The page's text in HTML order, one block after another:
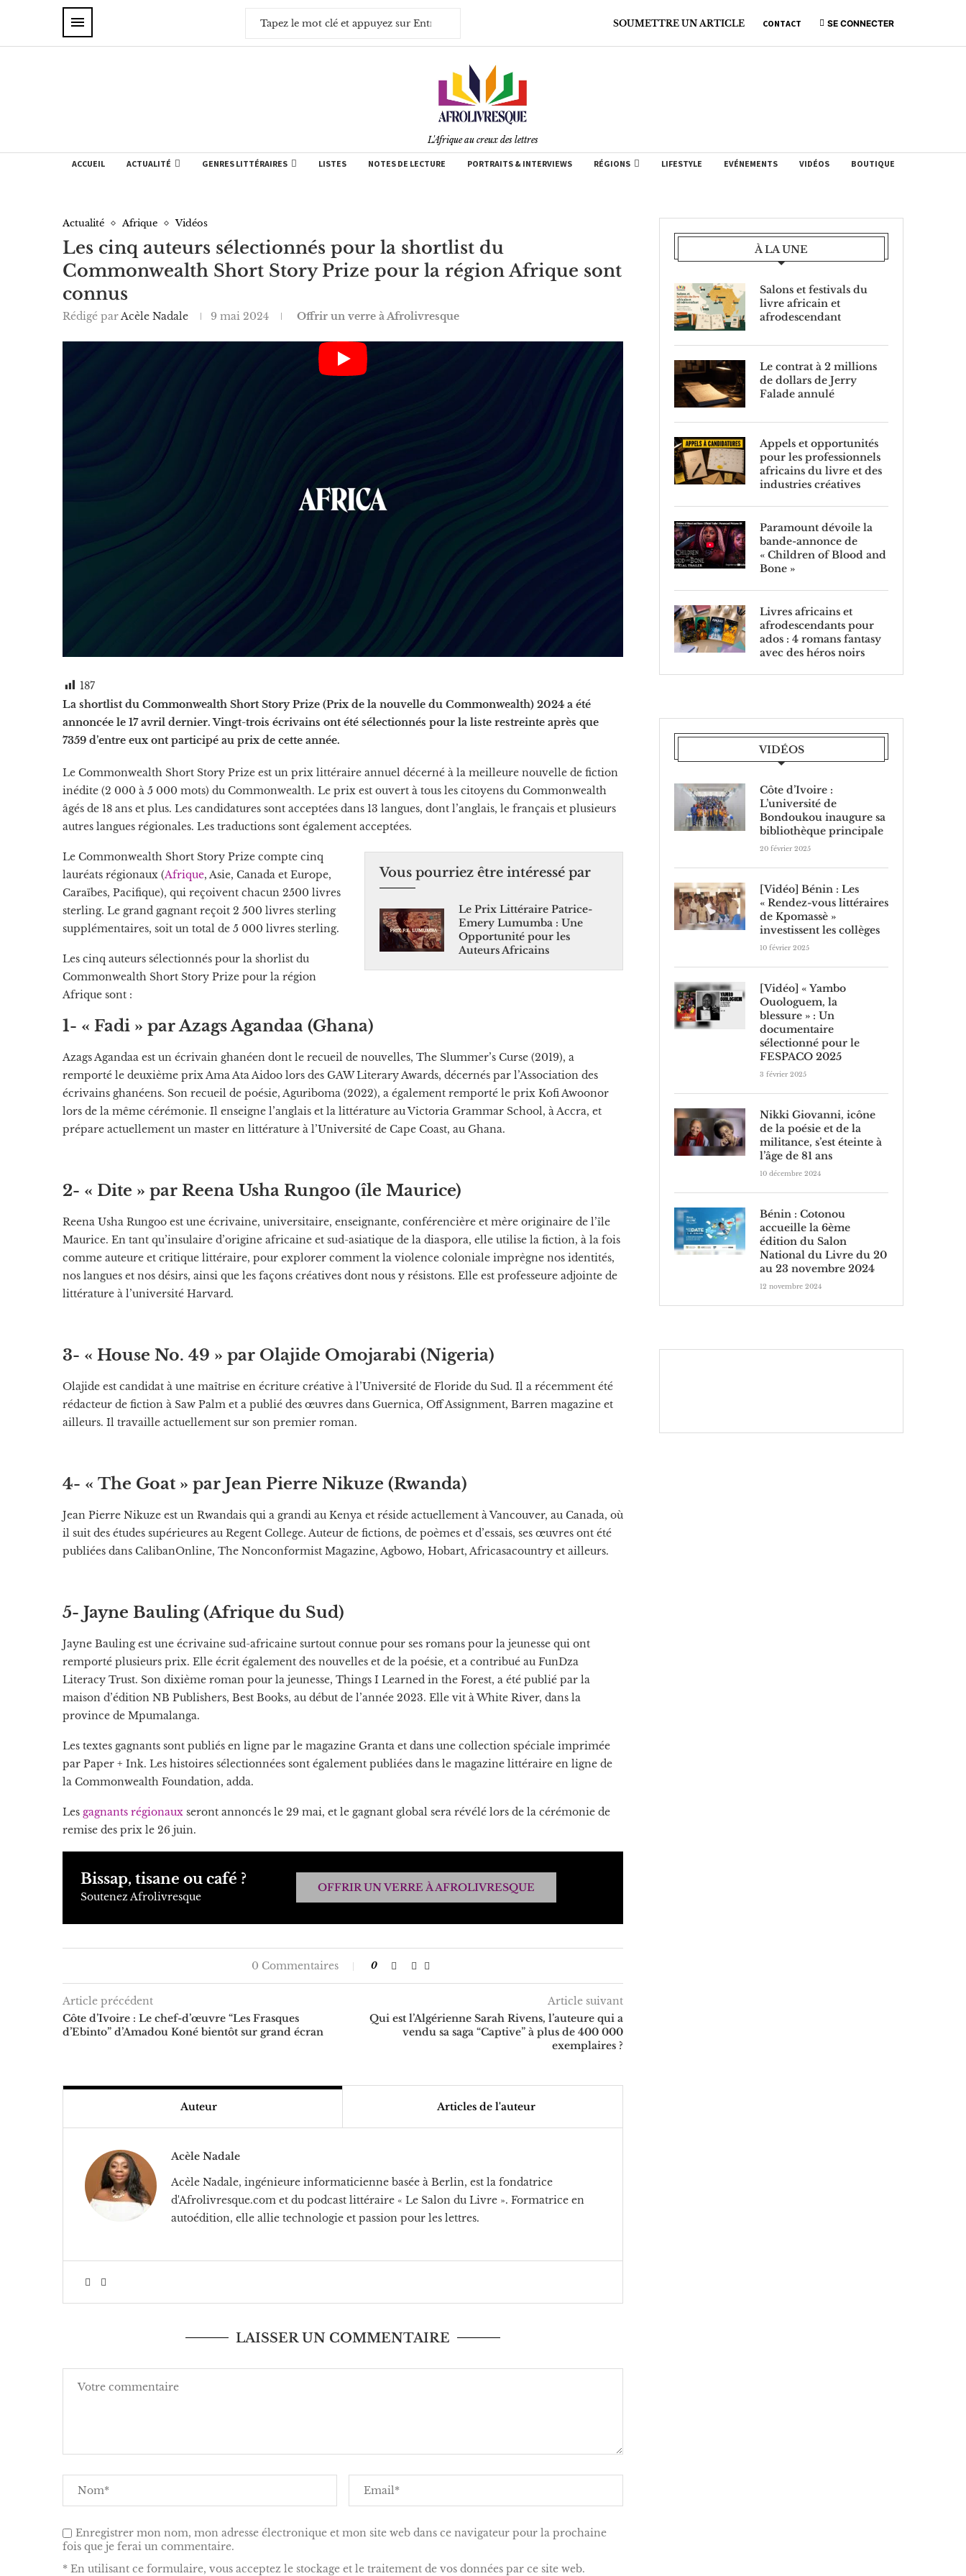
SOUMETTRE UN ARTICLE CONTACT SE CONNECTER
L'Afrique au creux des lettres
ACCUEIL ACTUALITÉ GENRES LITTÉRAIRES LISTES NOTES DE LECTURE PORTRAITS & INTERVIEWS RÉGIONS LIFESTYLE EVÉNEMENTS VIDÉOS BOUTIQUE
Actualité Afrique Vidéos
Les cinq auteurs sélectionnés pour la shortlist du
Commonwealth Short Story Prize pour la région Afrique sont
connus
Rédigé parAcèle Nadale 9 mai 2024 Offrir un verre à Afrolivresque
187
La shortlist du Commonwealth Short Story Prize (Prix de la nouvelle du Commonwealth) 2024 a été
annoncée le 17 avril dernier. Vingt-trois écrivains ont été sélectionnés pour la liste restreinte après que
7359 d’entre eux ont participé au prix de cette année.
Le Commonwealth Short Story Prize est un prix littéraire annuel décerné à la meilleure nouvelle de fiction
inédite (2 000 à 5 000 mots) du Commonwealth. Le prix est ouvert à tous les citoyens du Commonwealth
âgés de 18 ans et plus. Les candidatures sont acceptées dans 13 langues, dont l’anglais, le français et plusieurs
autres langues régionales. Les traductions sont également acceptées.
Vous pourriez être intéressé par
Le Prix Littéraire Patrice-
Emery Lumumba : Une
Opportunité pour les
Auteurs Africains
Le Commonwealth Short Story Prize compte cinq
lauréats régionaux (Afrique, Asie, Canada et Europe,
Caraïbes, Pacifique), qui reçoivent chacun 2500 livres
sterling. Le grand gagnant reçoit 2 500 livres sterling
supplémentaires, soit un total de 5 000 livres sterling.
Les cinq auteurs sélectionnés pour la shorlist du
Commonwealth Short Story Prize pour la région
Afrique sont :
1- « Fadi » par Azags Agandaa (Ghana)
Azags Agandaa est un écrivain ghanéen dont le recueil de nouvelles, The Slummer’s Curse (2019), a
remporté le deuxième prix Ama Ata Aidoo lors des GAW Literary Awards, décernés par l’Association des
écrivains ghanéens. Son recueil de poésie, Aguriboma (2022), a également remporté le prix Kofi Awoonor
lors de la même cérémonie. Il enseigne l’anglais et la littérature au Victoria Grammar School, à Accra, et
prépare actuellement un master en littérature à l’Université de Cape Coast, au Ghana.
2- « Dite » par Reena Usha Rungoo (île Maurice)
Reena Usha Rungoo est une écrivaine, universitaire, enseignante, conférencière et mère originaire de l’île
Maurice. En tant qu’insulaire d’origine africaine et sud-asiatique de la diaspora, elle utilise la fiction, à la fois
comme auteure et critique littéraire, pour explorer comment la violence coloniale imprègne nos identités,
nos langues et nos désirs, ainsi que les façons créatives dont nous y résistons. Elle est professeure adjointe de
littérature à l’université Harvard.
3- « House No. 49 » par Olajide Omojarabi (Nigeria)
Olajide est candidat à une maîtrise en écriture créative à l’Université de Floride du Sud. Il a récemment été
rédacteur de fiction à Saw Palm et a publié des œuvres dans Guernica, Off Assignment, Barren magazine et
ailleurs. Il travaille actuellement sur son premier roman.
4- « The Goat » par Jean Pierre Nikuze (Rwanda)
Jean Pierre Nikuze est un Rwandais qui a grandi au Kenya et réside actuellement à Vancouver, au Canada, où
il suit des études supérieures au Regent College. Auteur de fictions, de poèmes et d’essais, ses œuvres ont été
publiées dans CalibanOnline, The Nonconformist Magazine, Agbowo, Hobart, Africasacountry et ailleurs.
5- Jayne Bauling (Afrique du Sud)
Jayne Bauling est une écrivaine sud-africaine surtout connue pour ses romans pour la jeunesse qui ont
remporté plusieurs prix. Elle écrit également des nouvelles et de la poésie, et a contribué au FunDza
Literacy Trust. Son dixième roman pour la jeunesse, Things I Learned in the Forest, a été publié par la
maison d’édition NB Publishers, Best Books, au début de l’année 2023. Elle vit à White River, dans la
province de Mpumalanga.
Les textes gagnants sont publiés en ligne par le magazine Granta et dans une collection spéciale imprimée
par Paper + Ink. Les histoires sélectionnées sont également publiées dans le magazine littéraire en ligne de
la Commonwealth Foundation, adda.
Les gagnants régionaux seront annoncés le 29 mai, et le gagnant global sera révélé lors de la cérémonie de
remise des prix le 26 juin.
Bissap, tisane ou café ?
Soutenez Afrolivresque
OFFRIR UN VERRE À AFROLIVRESQUE
0 Commentaires 0
Article précédent
Côte d’Ivoire : Le chef-d’œuvre “Les Frasques
d’Ebinto” d’Amadou Koné bientôt sur grand écran
Article suivant
Qui est l’Algérienne Sarah Rivens, l’auteure qui a
vendu sa saga “Captive” à plus de 400 000
exemplaires ?
Auteur Articles de l'auteur
Acèle Nadale
Acèle Nadale, ingénieure informaticienne basée à Berlin, est la fondatrice
d'Afrolivresque.com et du podcast littéraire « Le Salon du Livre ». Formatrice en
autoédition, elle allie technologie et passion pour les lettres.
LAISSER UN COMMENTAIRE
Enregistrer mon nom, mon adresse électronique et mon site web dans ce navigateur pour la prochaine
fois que je ferai un commentaire.
* En utilisant ce formulaire, vous acceptez le stockage et le traitement de vos données par ce site web.
À LA UNE
Salons et festivals du
livre africain et
afrodescendant
Le contrat à 2 millions
de dollars de Jerry
Falade annulé
Appels et opportunités
pour les professionnels
africains du livre et des
industries créatives
Paramount dévoile la
bande-annonce de
« Children of Blood and
Bone »
Livres africains et
afrodescendants pour
ados : 4 romans fantasy
avec des héros noirs
VIDÉOS
Côte d’Ivoire :
L’université de
Bondoukou inaugure sa
bibliothèque principale
20 février 2025
[Vidéo] Bénin : Les
« Rendez-vous littéraires
de Kpomassè »
investissent les collèges
10 février 2025
[Vidéo] « Yambo
Ouologuem, la
blessure » : Un
documentaire
sélectionné pour le
FESPACO 2025
3 février 2025
Nikki Giovanni, icône
de la poésie et de la
militance, s’est éteinte à
l’âge de 81 ans
10 décembre 2024
Bénin : Cotonou
accueille la 6ème
édition du Salon
National du Livre du 20
au 23 novembre 2024
12 novembre 2024